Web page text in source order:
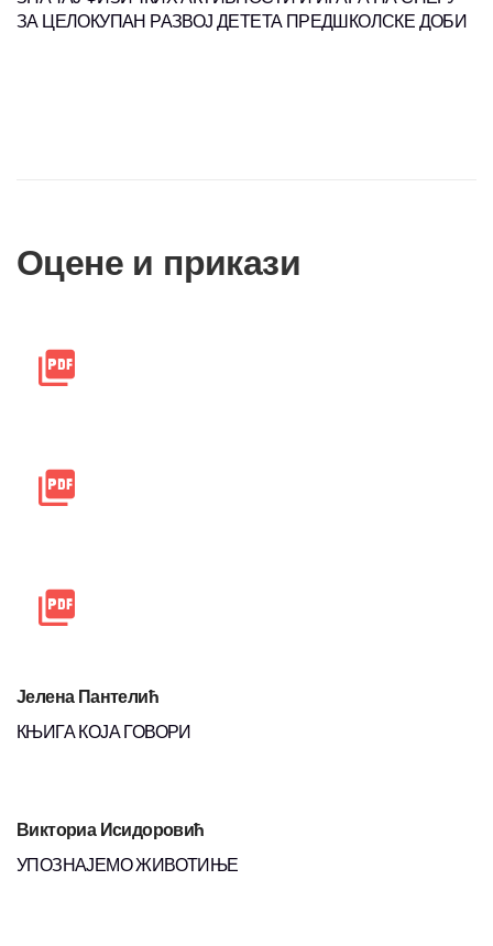
ЗА ЦЕЛОКУПАН РАЗВОЈ ДЕТЕТА ПРЕДШКОЛСКЕ ДОБИ
Оцене и прикази
Јелена Пантелић
КЊИГА КОЈА ГОВОРИ
Викториа Исидоровић
УПОЗНАЈЕМО ЖИВОТИЊЕ